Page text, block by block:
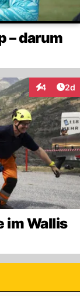
– darum
4 2d
im Wallis